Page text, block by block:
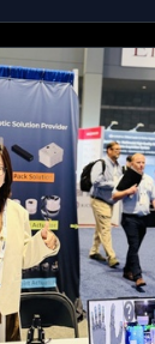
hebben directe